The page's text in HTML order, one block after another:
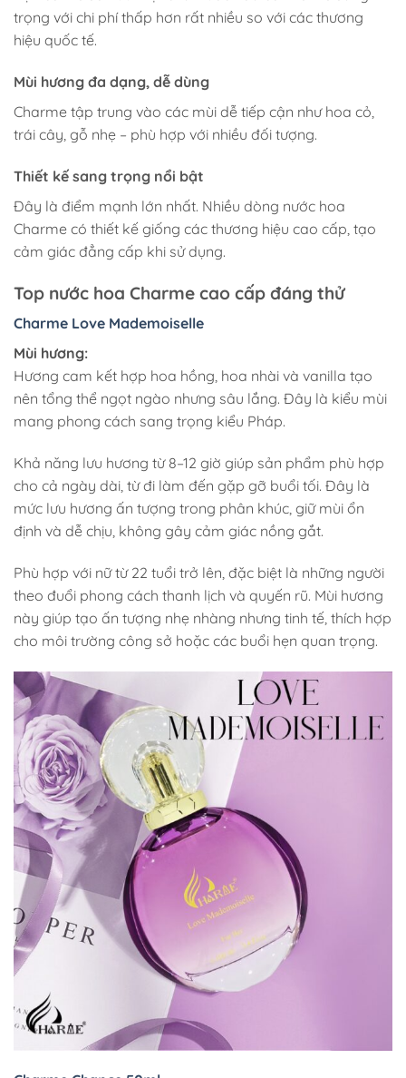
trọng với chi phí thấp hơn rất nhiều so với các thương
hiệu quốc tế.
Mùi hương đa dạng, dễ dùng
Charme tập trung vào các mùi dễ tiếp cận như hoa cỏ,
trái cây, gỗ nhẹ – phù hợp với nhiều đối tượng.
Thiết kế sang trọng nổi bật
Đây là điểm mạnh lớn nhất. Nhiều dòng nước hoa
Charme có thiết kế giống các thương hiệu cao cấp, tạo
cảm giác đẳng cấp khi sử dụng.
Top nước hoa Charme cao cấp đáng thử
Charme Love Mademoiselle
Mùi hương:
Hương cam kết hợp hoa hồng, hoa nhài và vanilla tạo
nên tổng thể ngọt ngào nhưng sâu lắng. Đây là kiểu mùi
mang phong cách sang trọng kiểu Pháp.
Khả năng lưu hương từ 8–12 giờ giúp sản phẩm phù hợp
cho cả ngày dài, từ đi làm đến gặp gỡ buổi tối. Đây là
mức lưu hương ấn tượng trong phân khúc, giữ mùi ổn
định và dễ chịu, không gây cảm giác nồng gắt.
Phù hợp với nữ từ 22 tuổi trở lên, đặc biệt là những người
theo đuổi phong cách thanh lịch và quyến rũ. Mùi hương
này giúp tạo ấn tượng nhẹ nhàng nhưng tinh tế, thích hợp
cho môi trường công sở hoặc các buổi hẹn quan trọng.